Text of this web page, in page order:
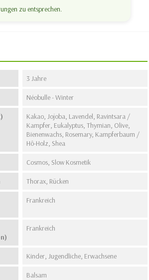
zu entsprechen.
3 Jahre
Néobulle - Winter
Kakao, Jojoba, Lavendel, Ravintsara /
Kampfer, Eukalyptus, Thymian, Olive,
Bienenwachs, Rosemary, Kampferbaum /
Hô-Holz, Shea
Cosmos, Slow Kosmetik
Thorax, Rücken
Frankreich
Frankreich
Kinder, Jugendliche, Erwachsene
Balsam